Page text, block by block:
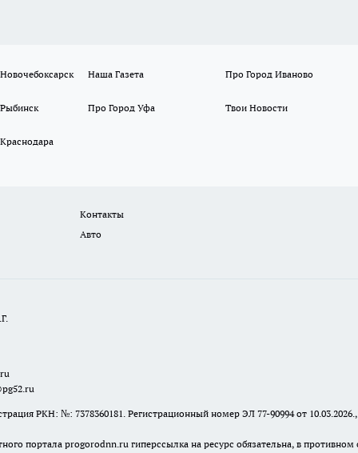
Наша Газета Про Город Иваново
Про Город Уфа Твои Новости
Контакты
Авто
РКН: №: 7378360181. Регистрационный номер ЭЛ 77-90994 от
портала progorodnn.ru гиперссылка на ресурс обязательна, в противном